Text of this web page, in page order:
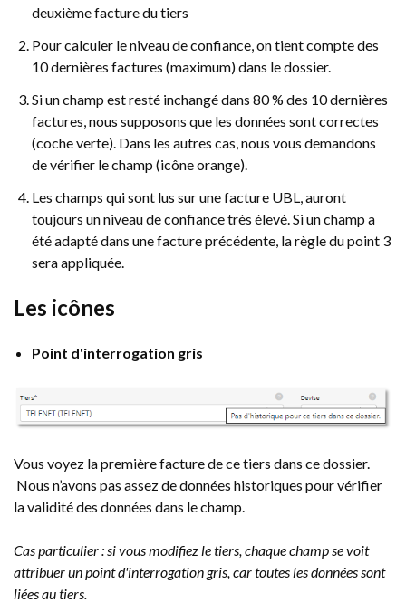
deuxième facture du tiers
Pour calculer le niveau de confiance, on tient compte des
10 dernières factures (maximum) dans le dossier.
Si un champ est resté inchangé dans 80 % des 10 dernières
factures, nous supposons que les données sont correctes
(coche verte). Dans les autres cas, nous vous demandons
de vérifier le champ (icône orange).
Les champs qui sont lus sur une facture UBL, auront
toujours un niveau de confiance très élevé. Si un champ a
été adapté dans une facture précédente, la règle du point 3
sera appliquée.
Les icônes
Point d'interrogation gris
Vous voyez la première facture de ce tiers dans ce dossier.
Nous n’avons pas assez de données historiques pour vérifier
la validité des données dans le champ.
Cas particulier : si vous modifiez le tiers, chaque champ se voit
attribuer un point d'interrogation gris, car toutes les données sont
liées au tiers.